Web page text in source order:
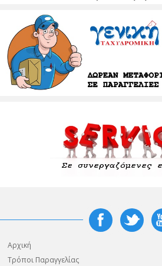
Αρχική
Τρόποι Παραγγελίας